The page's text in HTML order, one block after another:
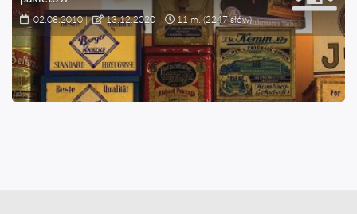
02.08.2010| 13.12.2020 | 11 m. (2247 słów)